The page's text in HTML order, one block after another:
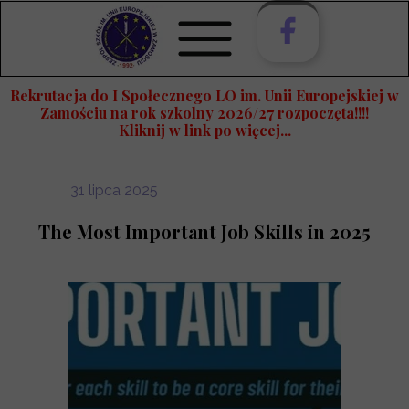
Rekrutacja do I Społecznego LO im. Unii Europejskiej w
Zamościu na rok szkolny 2026/27 rozpoczęta!!!!
Kliknij w link po więcej...
31 lipca 2025
The Most Important Job Skills in 2025